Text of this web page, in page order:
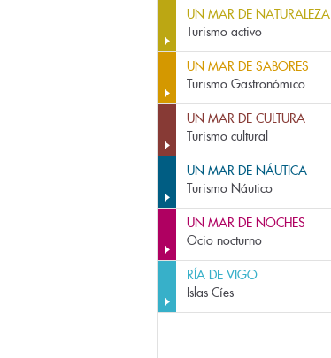
UN MAR DE NATURALEZA
Turismo activo
UN MAR DE SABORES
Turismo Gastronómico
UN MAR DE CULTURA
Turismo cultural
UN MAR DE NÁUTICA
Turismo Náutico
UN MAR DE NOCHES
Ocio nocturno
RÍA DE VIGO
Islas Cíes